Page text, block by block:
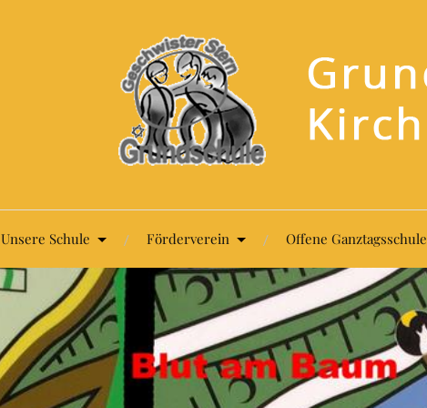
Unsere Schule Förderverein Offene Ganztagsschule